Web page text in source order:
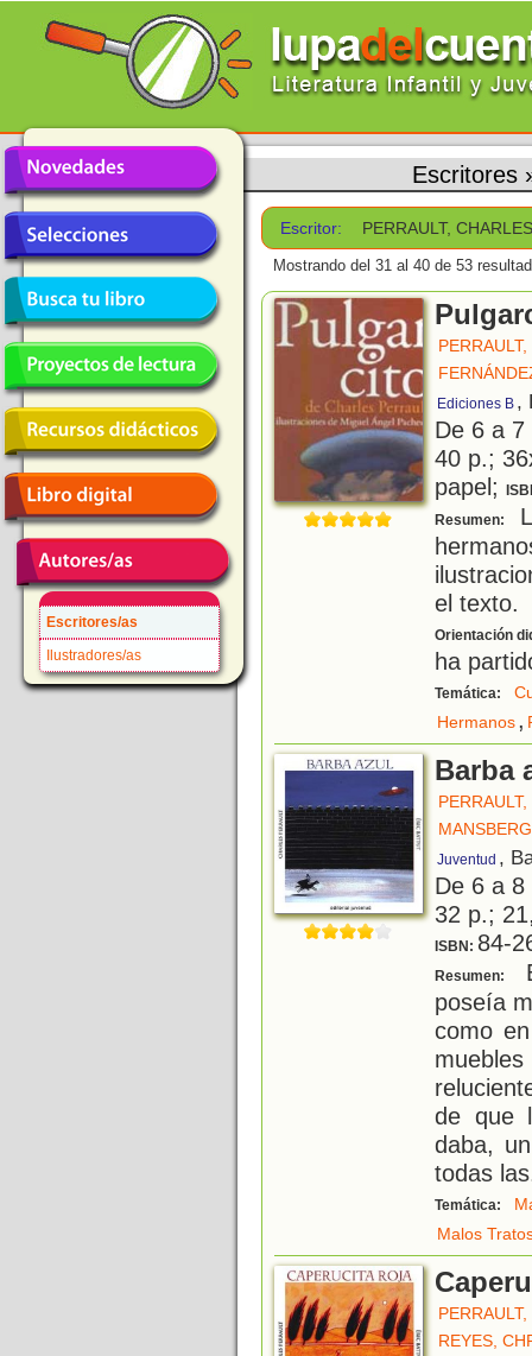
Escritores/as
Ilustradores/as
Escritores
Escritor: PERRAULT,
Mostrando del 31 al 40 de 53
Ediciones B ,
De 6 a
40 p.;
papel;
Resumen:
el texto.
Orientación
ha
Temática:
Hermanos,
Barba
Juventud ,
De 6 a
32 p.;
ISBN: 84-
Resumen:
poseía
como
de que
daba,
todas las
Temática:
Malos
REYES,